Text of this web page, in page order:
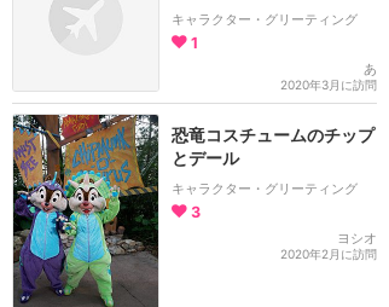
キャラクター・グリーティング
1
あ
2020年3月に訪問
恐竜コスチュームのチップ
とデール
キャラクター・グリーティング
3
ヨシオ
2020年2月に訪問